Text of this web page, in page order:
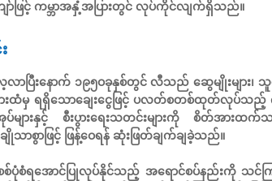
ော်ဖြင့် ကမ္ဘာအနှံ့အပြားတွင် လုပ်ကိုင်လျက်ရှိသည်။
နောက် ၁၉၅ဝခုနှစ်တွင် လီသည် ဆွေမျိုးများ၊ သူငယ်
ထံမှ ရရှိသောချေးငွေဖြင့် ပလတ်စတစ်ထုတ်လုပ်သ
းနှင့် စီးပွားရေးသတင်းများကို စိတ်အားထက်
သာစွာဖြင့် ဖြန့်ဝေရန် ဆုံးဖြတ်ချက်ချခဲ့သည်။
စံရအောင်ပြုလုပ်နိုင်သည့် အရောင်စပ်နည်းကို သ